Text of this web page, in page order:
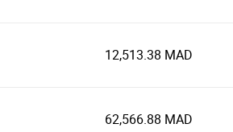
12,513.38 MAD
62,566.88 MAD